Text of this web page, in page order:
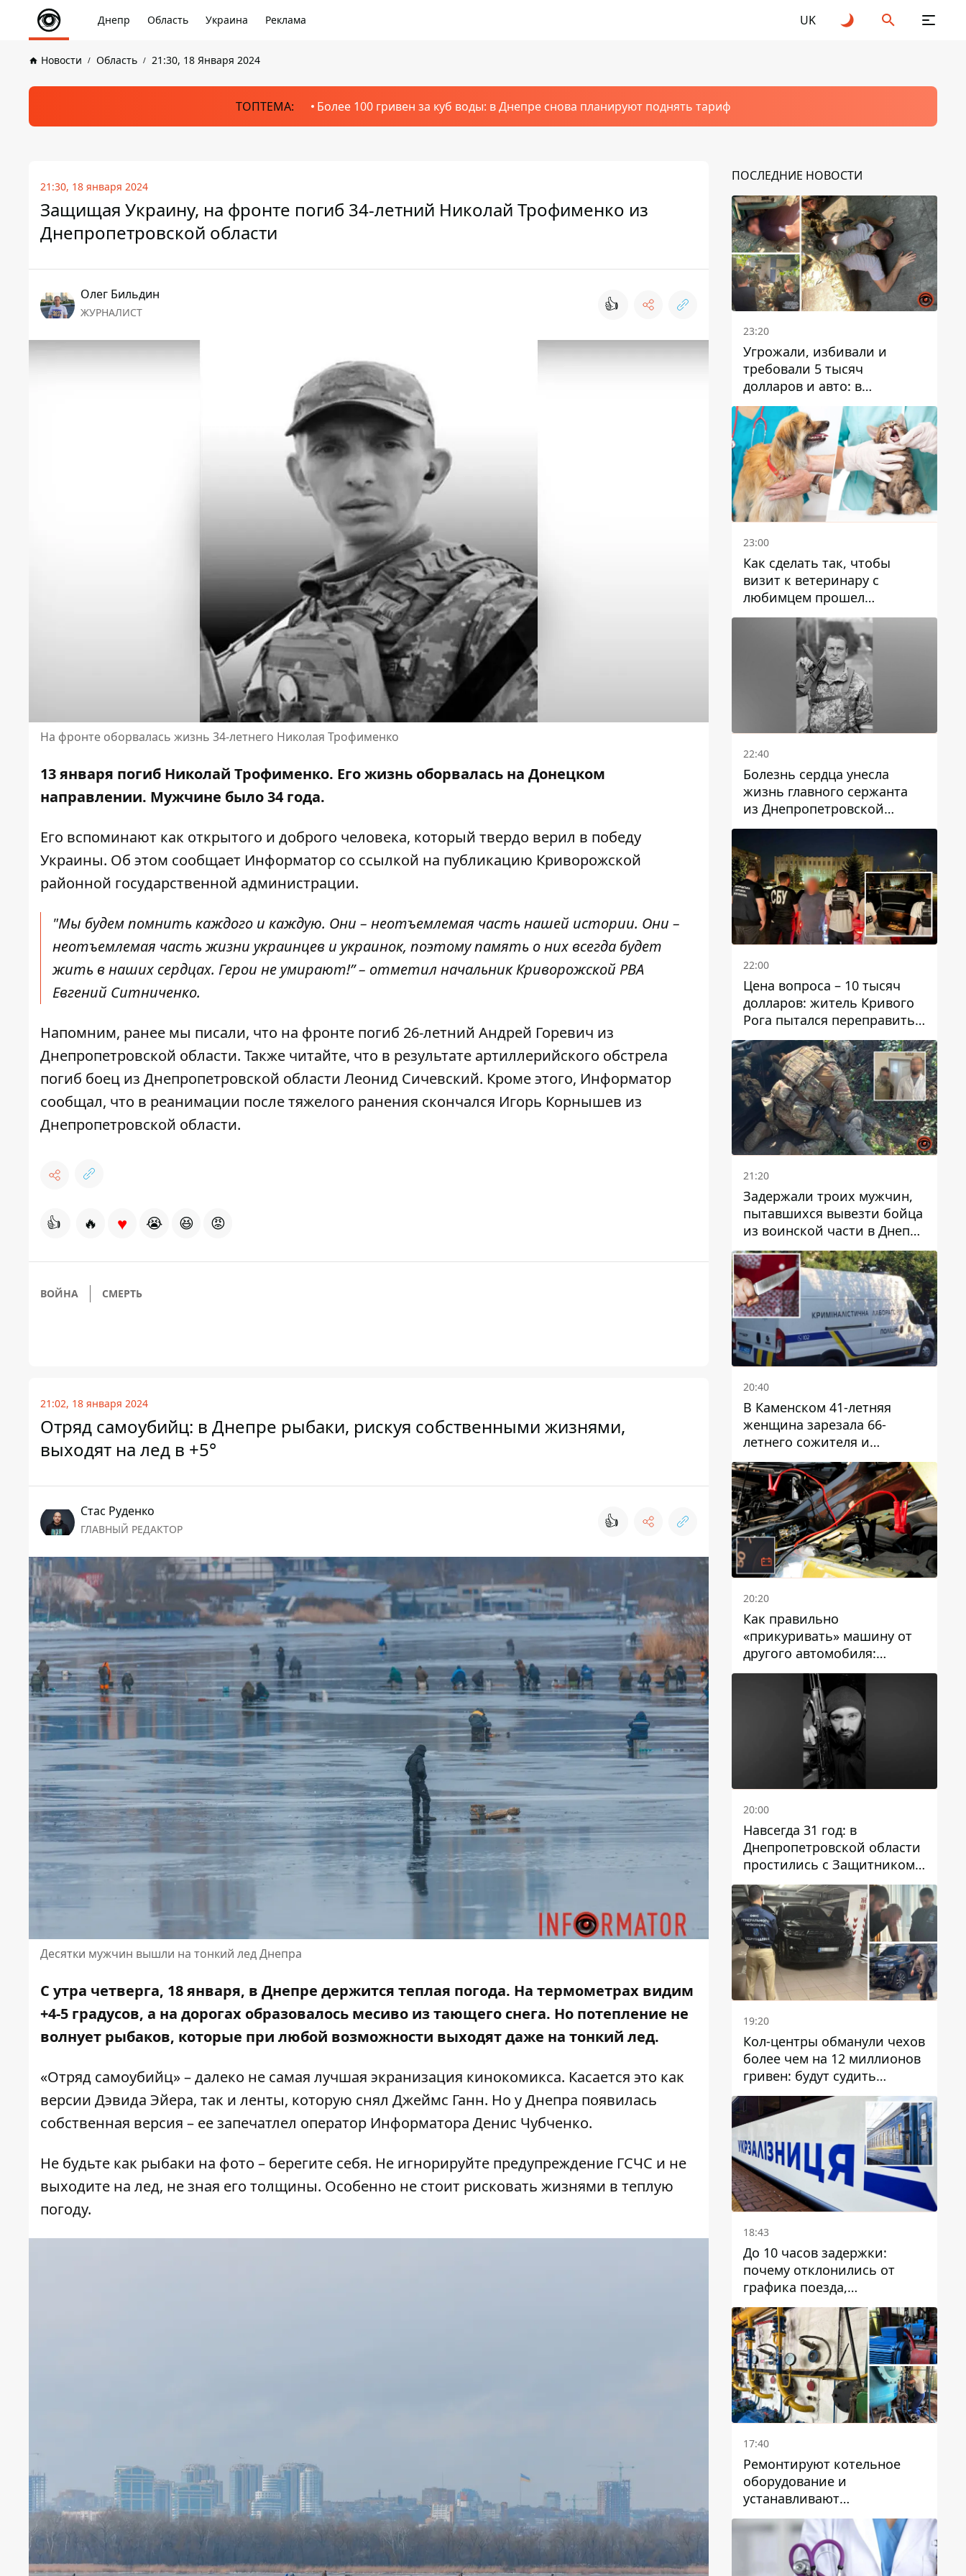
Днепр Область Украина Реклама UK
Новости Область 21:30, 18 Января 2024
ТОПТЕМА: Более 100 гривен за куб воды: в Днепре снова планируют поднять тариф
21:30, 18 января 2024
Защищая Украину, на фронте погиб 34-летний Николай Трофименко из
Днепропетровской области
Олег Бильдин
ЖУРНАЛИСТ 👍
На фронте оборвалась жизнь 34-летнего Николая Трофименко
13 января погиб Николай Трофименко. Его жизнь оборвалась на Донецком
направлении. Мужчине было 34 года.
Его вспоминают как открытого и доброго человека, который твердо верил в победу
Украины. Об этом сообщает Информатор со ссылкой на публикацию Криворожской
районной государственной администрации.
"Мы будем помнить каждого и каждую. Они – неотъемлемая часть нашей истории. Они –
неотъемлемая часть жизни украинцев и украинок, поэтому память о них всегда будет
жить в наших сердцах. Герои не умирают!” – отметил начальник Криворожской РВА
Евгений Ситниченко.
Напомним, ранее мы писали, что на фронте погиб 26-летний Андрей Горевич из
Днепропетровской области. Также читайте, что в результате артиллерийского обстрела
погиб боец ​​из Днепропетровской области Леонид Сичевский. Кроме этого, Информатор
сообщал, что в реанимации после тяжелого ранения скончался Игорь Корнышев из
Днепропетровской области.
👍 🔥 ♥ 😭 😆 😡
ВОЙНА СМЕРТЬ
21:02, 18 января 2024
Отряд самоубийц: в Днепре рыбаки, рискуя собственными жизнями,
выходят на лед в +5°
Стаc Руденко
ГЛАВНЫЙ РЕДАКТОР 👍
Десятки мужчин вышли на тонкий лед Днепра
С утра четверга, 18 января, в Днепре держится теплая погода. На термометрах видим
+4-5 градусов, а на дорогах образовалось месиво из тающего снега. Но потепление не
волнует рыбаков, которые при любой возможности выходят даже на тонкий лед.
«Отряд самоубийц» – далеко не самая лучшая экранизация кинокомикса. Касается это как
версии Дэвида Эйера, так и ленты, которую снял Джеймс Ганн. Но у Днепра появилась
собственная версия – ее запечатлел оператор Информатора Денис Чубченко.
Не будьте как рыбаки на фото – берегите себя. Не игнорируйте предупреждение ГСЧС и не
выходите на лед, не зная его толщины. Особенно не стоит рисковать жизнями в теплую
погоду.
ПОСЛЕДНИЕ НОВОСТИ
23:20
Угрожали, избивали и
требовали 5 тысяч
долларов и авто: в
Павлограде задержали двух
мужчин
23:00
Как сделать так, чтобы
визит к ветеринару с
любимцем прошел
спокойно: простые советы
22:40
Болезнь сердца унесла
жизнь главного сержанта
из Днепропетровской
области Юрия Свистуна
22:00
Цена вопроса – 10 тысяч
долларов: житель Кривого
Рога пытался переправить
мужчину в Словакию
21:20
Задержали троих мужчин,
пытавшихся вывезти бойца
из воинской части в Днепр
за 7 тысяч долларов: среди
них был врач
20:40
В Каменском 41-летняя
женщина зарезала 66-
летнего сожителя и
пыталась обмануть
полицейских
20:20
Как правильно
«прикуривать» машину от
другого автомобиля:
инструкция для водителей
20:00
Навсегда 31 год: в
Днепропетровской области
простились с Защитником
Александром Репиным
19:20
Кол-центры обманули чехов
более чем на 12 миллионов
гривен: будут судить
днепрянина,
организовавшего
транснациональную
преступную организацию
18:43
До 10 часов задержки:
почему отклонились от
графика поезда,
курсирующие через Днепр
и область
17:40
Ремонтируют котельное
оборудование и
устанавливают
генераторные установки:
как в Днепре готовятся к
отопительному сезону